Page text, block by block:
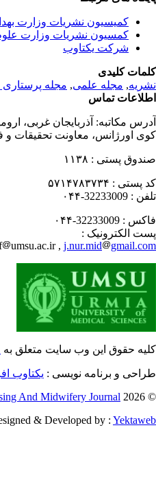
کمیسیون نشریات وزارت
کمسیون نشریات وزارت علوم
شرکت یکتاوب
کلیدی
,مجله علمی, مجله پرستاری و
تماس
مکاتبه:آذربایجان غربی،
اورژانس، معاونت تحقیقات و
پستی : ۱۱۳۸
پستی : ۵۷۱۴۷۸۳۷۳۴
: 32233009-۰۴۴
: 32233009-۰۴۴
الکترونیک :
umsu.ac.ir ,j.nur.mid
حقوق این وب سایت متعلق به
و برنامه نویسی : یکتاوب
©
And Midwifery Journal
& Developed by :